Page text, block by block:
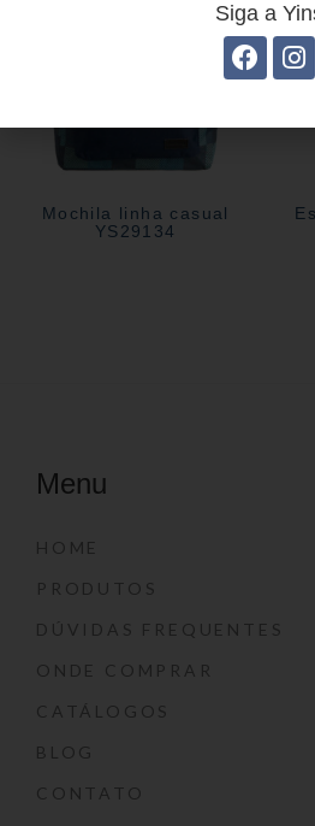
Mochila linha casual
YS29134
Menu
HOME
PRODUTOS
DÚVIDAS FREQUENTES
ONDE COMPRAR
CATÁLOGOS
BLOG
CONTATO
Siga a